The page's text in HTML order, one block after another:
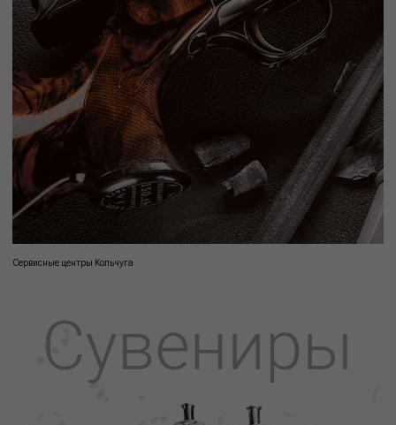
Сервисные центры Кольчуга